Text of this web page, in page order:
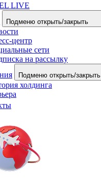
LIVE
Подменю открыть/закрыть
центр
сети
на рассылку
Подменю открыть/закрыть
холдинга